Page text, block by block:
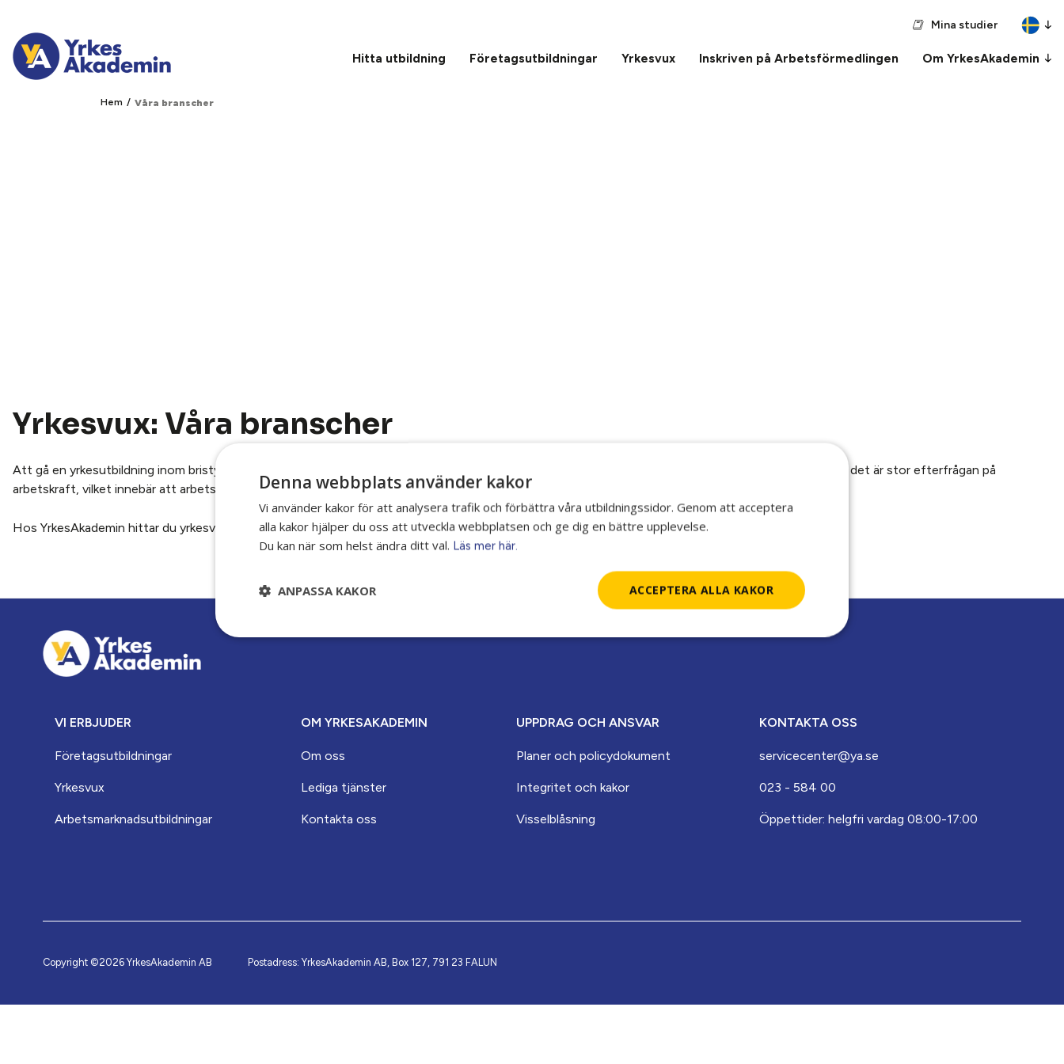
Mina studier
Hitta utbildning Företagsutbildningar Yrkesvux Inskriven på Arbetsförmedlingen Om YrkesAkademin
Hem / Våra branscher
Yrkesvux: Våra branscher
Att gå en yrkesutbildning inom bristyrken är ett smart val för dig som vill ha goda chanser till jobb direkt efter utbildningen. Bristyrken är områden där det är stor efterfrågan på
arbetskraft, vilket innebär att arbetsmarknaden är stark och att arbetsgivare aktivt söker efter kvalificerad personal.
Hos YrkesAkademin hittar du yrkesvux-utbildningar inom bristyrken som fordon, transport, industri och bygg. Hitta din favorit via knapparna nedan!
VI ERBJUDER
Företagsutbildningar
Yrkesvux
Arbets­marknads­­utbildningar
OM YRKESAKADEMIN
Om oss
Lediga tjänster
Kontakta oss
UPPDRAG OCH ANSVAR
Planer och policydokument
Integritet och kakor
Visselblåsning
KONTAKTA OSS
servicecenter@ya.se
023 - 584 00
Öppettider: helgfri vardag 08:00-17:00
Copyright ©2026 YrkesAkademin AB Postadress: YrkesAkademin AB, Box 127, 791 23 FALUN
Denna webbplats använder kakor
Vi använder kakor för att analysera trafik och förbättra våra utbildningssidor. Genom att acceptera
alla kakor hjälper du oss att utveckla webbplatsen och ge dig en bättre upplevelse.
Du kan när som helst ändra ditt val. Läs mer här.
ACCEPTERA ALLA KAKOR
ANPASSA KAKOR